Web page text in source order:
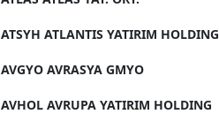
ATSYH ATLANTIS YATIRIM HOLDING
AVGYO AVRASYA GMYO
AVHOL AVRUPA YATIRIM HOLDING